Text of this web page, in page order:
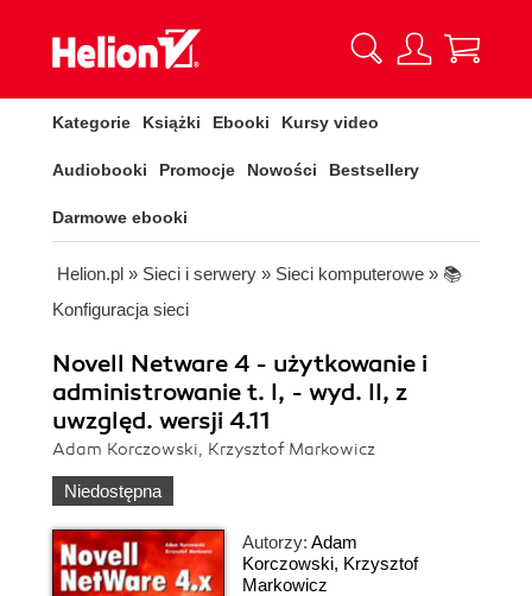
Kategorie Książki Ebooki Kursy video
Audiobooki Promocje Nowości Bestsellery
Darmowe ebooki
Helion.pl » Sieci i serwery » Sieci komputerowe » 📚
Konfiguracja sieci
Novell Netware 4 - użytkowanie i
administrowanie t. I, - wyd. II, z
uwzględ. wersji 4.11
Adam Korczowski, Krzysztof Markowicz
Niedostępna
Autorzy: Adam
Korczowski, Krzysztof
Markowicz